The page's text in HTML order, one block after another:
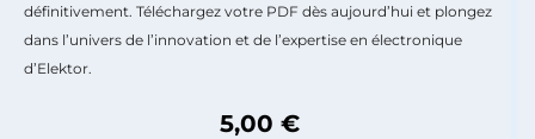
définitivement. Téléchargez votre PDF dès aujourd’hui et plongez
dans l’univers de l’innovation et de l’expertise en électronique
d’Elektor.
5,00 €